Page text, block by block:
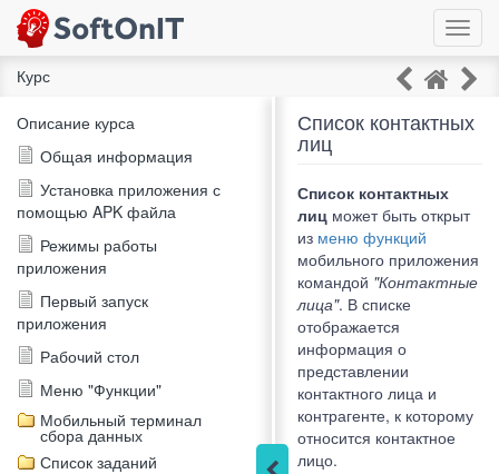
Курс
Описание курса
Общая информация
Установка приложения с
помощью APK файла
Режимы работы
приложения
Первый запуск
приложения
Рабочий стол
Меню "Функции"
Мобильный терминал
сбора данных
Список заданий
Список контактных
лиц
Список контактных
лиц может быть открыт
из меню функций
мобильного приложения
командой "Контактные
лица". В списке
отображается
информация о
представлении
контактного лица и
контрагенте, к которому
относится контактное
лицо.